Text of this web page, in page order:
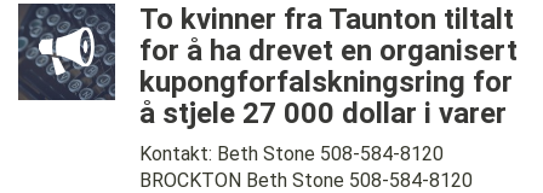
To kvinner fra Taunton tiltalt
for å ha drevet en organisert
kupongforfalskningsring for
å stjele 27 000 dollar i varer
Kontakt: Beth Stone 508-584-8120
BROCKTON Beth Stone 508-584-8120